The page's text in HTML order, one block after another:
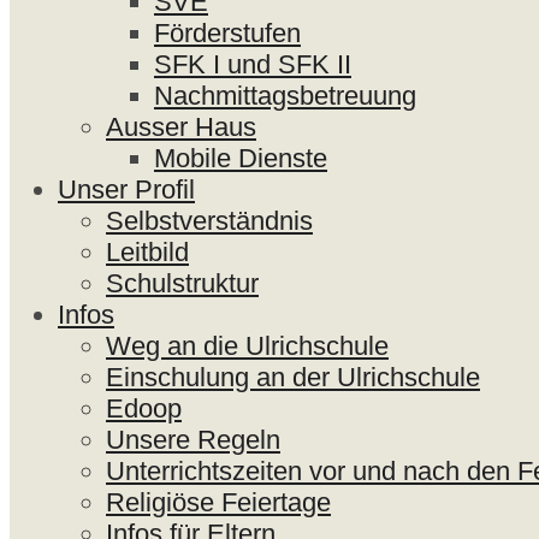
Förderstufen
SFK I und SFK II
Nachmittagsbetreuung
Ausser Haus
Mobile Dienste
Unser Profil
Selbstverständnis
Leitbild
Schulstruktur
Infos
Weg an die Ulrichschule
Einschulung an der Ulrichschule
Edoop
Unsere Regeln
Unterrichtszeiten vor und nach den
Religiöse Feiertage